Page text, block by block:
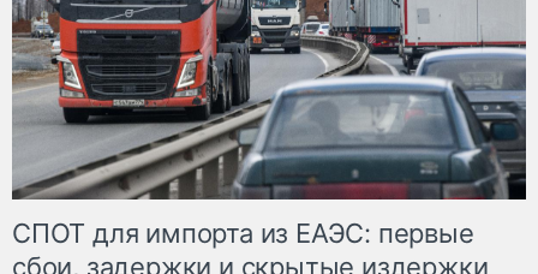
СПОТ для импорта из ЕАЭС: первые
сбои, задержки и скрытые издержки